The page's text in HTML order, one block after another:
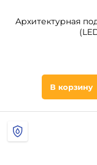
Подобрать
Архитектурная
В корзину